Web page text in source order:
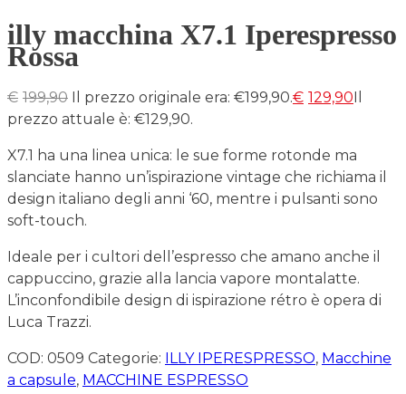
illy macchina X7.1 Iperespresso
Rossa
€ 199,90 Il prezzo originale era: €199,90.€ 129,90Il
prezzo attuale è: €129,90.
X7.1 ha una linea unica: le sue forme rotonde ma
slanciate hanno un’ispirazione vintage che richiama il
design italiano degli anni ‘60, mentre i pulsanti sono
soft-touch.
Ideale per i cultori dell’espresso che amano anche il
cappuccino, grazie alla lancia vapore montalatte.
L’inconfondibile design di ispirazione rétro è opera di
Luca Trazzi.
COD: 0509 Categorie: ILLY IPERESPRESSO, Macchine
a capsule, MACCHINE ESPRESSO